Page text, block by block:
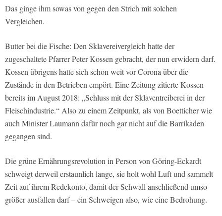
Das ginge ihm sowas von gegen den Strich mit solchen
Vergleichen.
Butter bei die Fische: Den Sklavereivergleich hatte der
zugeschaltete Pfarrer Peter Kossen gebracht, der nun erwidern darf.
Kossen übrigens hatte sich schon weit vor Corona über die
Zustände in den Betrieben empört. Eine Zeitung zitierte Kossen
bereits im August 2018: „Schluss mit der Sklaventreiberei in der
Fleischindustrie.“ Also zu einem Zeitpunkt, als von Boetticher wie
auch Minister Laumann dafür noch gar nicht auf die Barrikaden
gegangen sind.
Die grüne Ernährungsrevolution in Person von Göring-Eckardt
schweigt derweil erstaunlich lange, sie holt wohl Luft und sammelt
Zeit auf ihrem Redekonto, damit der Schwall anschließend umso
größer ausfallen darf – ein Schweigen also, wie eine Bedrohung.